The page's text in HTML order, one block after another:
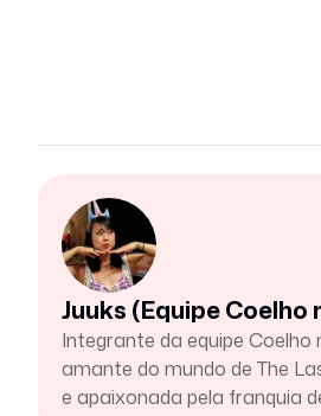
Juuks (Equipe Coelho
Integrante da equipe Coelho
amante do mundo de The
e apaixonada pela franquia